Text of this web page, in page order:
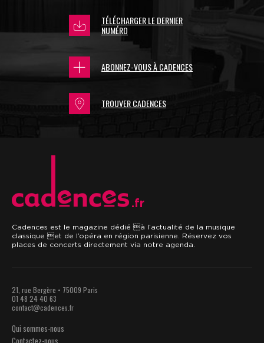
TÉLÉCHARGER LE DERNIER
NUMÉRO
ABONNEZ-VOUS À CADENCES
TROUVER CADENCES
.fr
Cadences est le magazine dédié à l’actualité de la musique
classique et de l’opéra en région parisienne. Réservez vos
places de concerts directement via notre agenda.
21, rue Bergère • 75009 Paris
01 48 24 40 63
contact@cadences.fr
Qui sommes-nous